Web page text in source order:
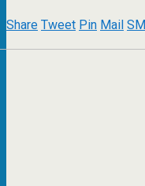
ShareTweetPinMail